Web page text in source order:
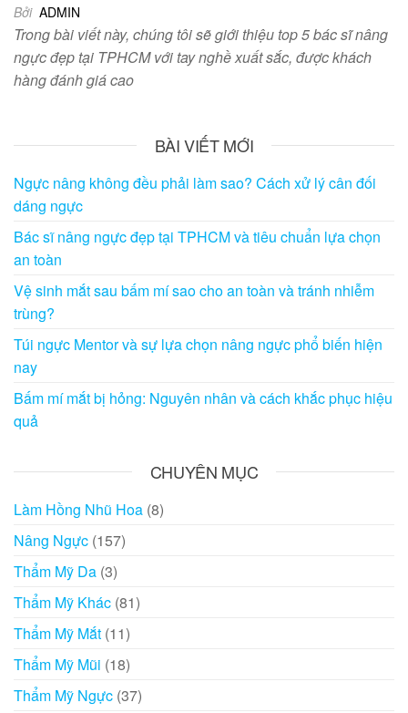
Bởi ADMIN
Trong bài viết này, chúng tôi sẽ giới thiệu top 5 bác sĩ nâng
ngực đẹp tại TPHCM với tay nghề xuất sắc, được khách
hàng đánh giá cao
BÀI VIẾT MỚI
Ngực nâng không đều phải làm sao? Cách xử lý cân đối
dáng ngực
Bác sĩ nâng ngực đẹp tại TPHCM và tiêu chuẩn lựa chọn
an toàn
Vệ sinh mắt sau bấm mí sao cho an toàn và tránh nhiễm
trùng?
Túi ngực Mentor và sự lựa chọn nâng ngực phổ biến hiện
nay
Bấm mí mắt bị hỏng: Nguyên nhân và cách khắc phục hiệu
quả
CHUYÊN MỤC
Làm Hồng Nhũ Hoa (8)
Nâng Ngực (157)
Thẩm Mỹ Da (3)
Thẩm Mỹ Khác (81)
Thẩm Mỹ Mắt (11)
Thẩm Mỹ Mũi (18)
Thẩm Mỹ Ngực (37)